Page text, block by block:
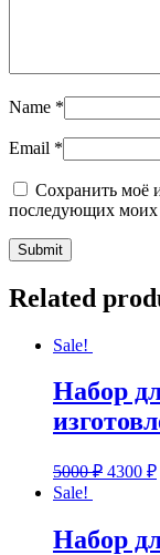
Name *
Email *
Сохранить моё
последующих моих
Related
Sale!
Набор
5000₽ 4300 ₽
Sale!
Набор